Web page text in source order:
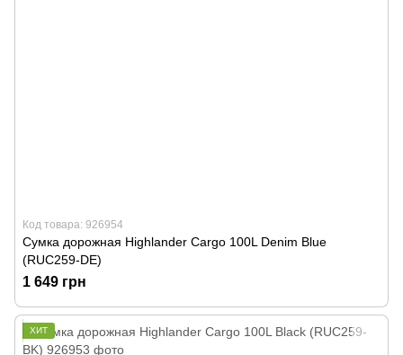
Код товара: 926954
Сумка дорожная Highlander Cargo 100L Denim Blue
(RUC259-DE)
1 649 грн
ХИТ